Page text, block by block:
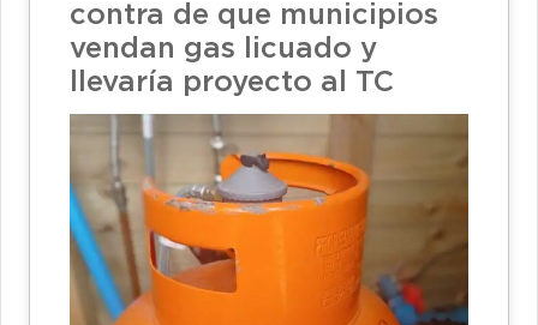
contra de que municipios
vendan gas licuado y
llevaría proyecto al TC